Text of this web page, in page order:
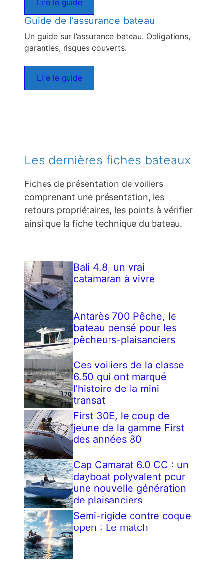
Lire le guide
Guide de l’assurance bateau
Un guide sur l’assurance bateau. Obligations,
garanties, risques couverts.
Lire le guide
Les dernières fiches bateaux
Fiches de présentation de voiliers
comprenant une présentation, les
retours propriétaires, les points à vérifier
ainsi que la fiche technique du bateau.
Bali 4.8, un vrai
catamaran à vivre
Antarès 700 Pêche, le
bateau pensé pour les
pêcheurs-plaisanciers
Ces voiliers de la classe
6.50 qui ont marqué
l’histoire de la mini-
transat
First 30E, le coup de
jeune de la gamme First
des années 80
Cap Camarat 6.0 CC : un
dayboat polyvalent pour
une nouvelle génération
de plaisanciers
Semi-rigide contre coque
open : Le match